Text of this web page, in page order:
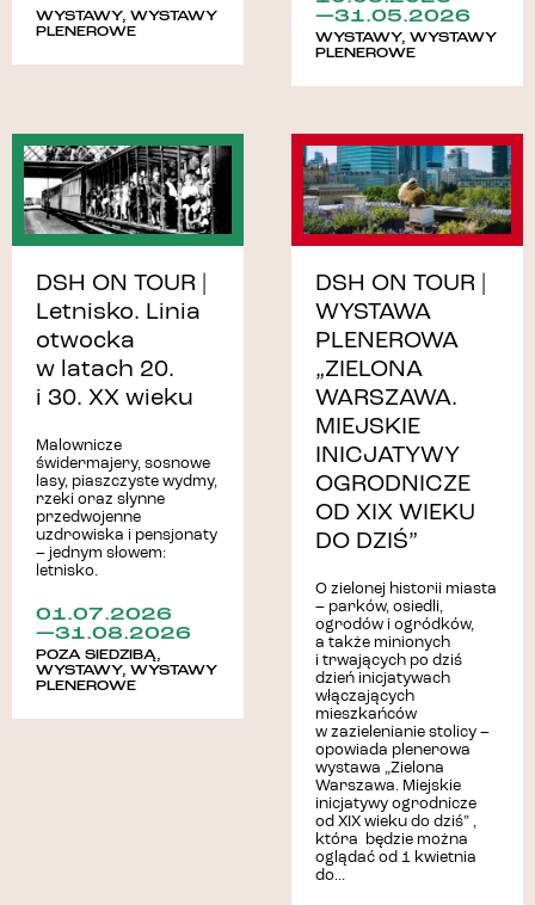
WYSTAWY, WYSTAWY
PLENEROWE
—31.05.2026
WYSTAWY, WYSTAWY
PLENEROWE
DSH ON TOUR |
Letnisko. Linia
otwocka
w latach 20.
i 30. XX wieku
Malownicze
świdermajery, sosnowe
lasy, piaszczyste wydmy,
rzeki oraz słynne
przedwojenne
uzdrowiska i pensjonaty
– jednym słowem:
letnisko.
01.07.2026
—31.08.2026
POZA SIEDZIBĄ,
WYSTAWY, WYSTAWY
PLENEROWE
DSH ON TOUR |
WYSTAWA
PLENEROWA
„ZIELONA
WARSZAWA.
MIEJSKIE
INICJATYWY
OGRODNICZE
OD XIX WIEKU
DO DZIŚ”
O zielonej historii miasta
– parków, osiedli,
ogrodów i ogródków,
a także minionych
i trwających po dziś
dzień inicjatywach
włączających
mieszkańców
w zazielenianie stolicy –
opowiada plenerowa
wystawa „Zielona
Warszawa. Miejskie
inicjatywy ogrodnicze
od XIX wieku do dziś” ,
która będzie można
oglądać od 1 kwietnia
do...